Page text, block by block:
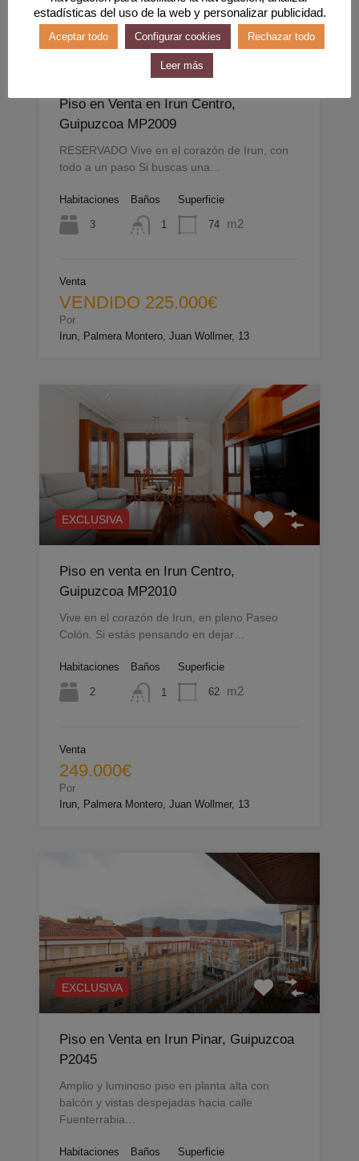
EXCLUSIVA VENDIDA
Piso en Venta en Irun Centro,
Guipuzcoa MP2009
RESERVADO Vive en el corazón de Irun, con
todo a un paso Si buscas una…
Habitaciones
3
Baños
1
Superficie
74 m2
Venta
VENDIDO 225.000€
Por
Irun, Palmera Montero, Juan Wollmer, 13
EXCLUSIVA
Piso en venta en Irun Centro,
Guipuzcoa MP2010
Vive en el corazón de Irun, en pleno Paseo
Colón. Si estás pensando en dejar…
Habitaciones
2
Baños
1
Superficie
62 m2
Venta
249.000€
Por
Irun, Palmera Montero, Juan Wollmer, 13
EXCLUSIVA
Piso en Venta en Irun Pinar, Guipuzcoa
P2045
Amplio y luminoso piso en planta alta con
balcón y vistas despejadas hacia calle
Fuenterrabia…
Habitaciones Baños Superficie
estadísticas del uso de la web y personalizar publicidad.
Aceptar todo Configurar cookies Rechazar todo
Leer más